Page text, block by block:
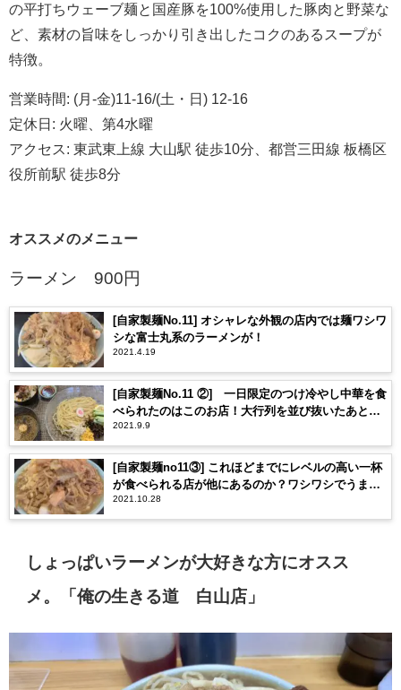
の平打ちウェーブ麺と国産豚を100%使用した豚肉と野菜な
ど、素材の旨味をしっかり引き出したコクのあるスープが
特徴。
営業時間: (月 -金)11-16/(土・日 ) 12-16
定休日 : 火曜、第4水曜
アクセス: 東武東上線 大山駅 徒歩10分、都営三田線 板橋区
役所前駅 徒歩8分
オススメのメニュー
ラーメン 900円
[自家製麺No.11] オシャレな外観の店内では麺ワシワ
シな富士丸系のラーメンが！
2021.4.19
[自家製麺No.11 ②] 一日限定のつけ冷やし中華を食
べられたのはこのお店！大行列を並び抜いたあとの
さっぱり麺は体に染みた。[富士丸系]
2021.9.9
[自家製麺no11③] これほどまでにレベルの高い一杯
が食べられる店が他にあるのか？ワシワシでうまう
まなNO11をレビュー！
2021.10.28
しょっぱいラーメンが大好きな方にオスス
メ。「俺の生きる道 白山店」